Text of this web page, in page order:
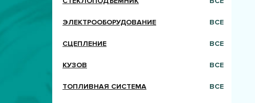
ВСЕ
ЭЛЕКТРООБОРУДОВАНИЕ
ВСЕ
СЦЕПЛЕНИЕ
ВСЕ
КУЗОВ
ВСЕ
ТОПЛИВНАЯ СИСТЕМА